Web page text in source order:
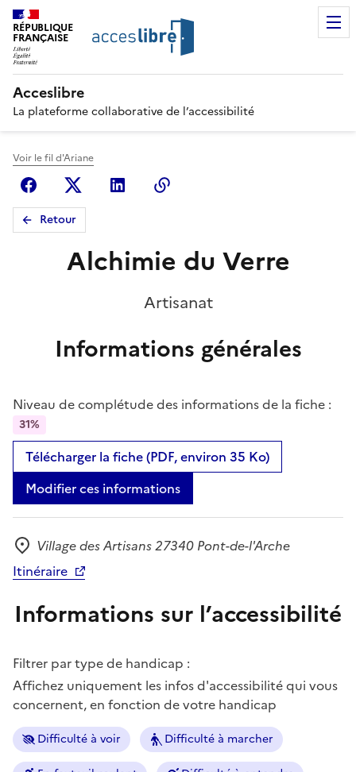
RÉPUBLIQUE
FRANÇAISE
Acceslibre
La plateforme collaborative de l’accessibilité
Voir le fil d'Ariane
FacebookX (anciennement Twitter)
Linkedin
Retour
Alchimie du Verre
Artisanat
Informations générales
Niveau de complétude des informations de la fiche :
31%
Télécharger la fiche (PDF, environ 35 Ko)
Modifier ces informations
Adresse
Village des Artisans 27340 Pont-de-l'Arche
Itinéraire
Informations sur l’accessibilité
Filtrer par type de handicap :
Affichez uniquement les infos d'accessibilité qui vous
concernent, en fonction de votre handicap
Difficulté à voir Difficulté à marcher